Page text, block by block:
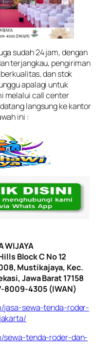
sudah 24 jam, dengan
terjangkau, pengiriman
dan stok
apalagi untuk
melalui call center
langsung ke kantor
ini :
WIJAYA
Block C No 12
Mustikajaya, Kec.
Jawa Barat 17158
8009-4305 (IWAN)
jasa-sewa-tenda-roder-
sewa-tenda-roder-dan-